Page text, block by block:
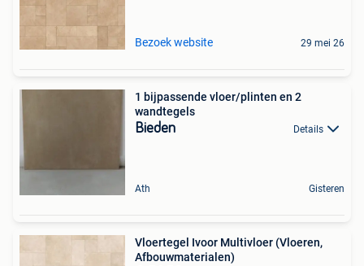
Bezoek website 29 mei 26
1 bijpassende vloer/plinten en 2
wandtegels
Bieden Details
Ath Gisteren
Vloertegel Ivoor Multivloer (Vloeren,
Afbouwmaterialen)